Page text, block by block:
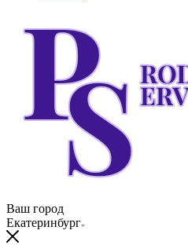
Ваш город
Екатеринбург